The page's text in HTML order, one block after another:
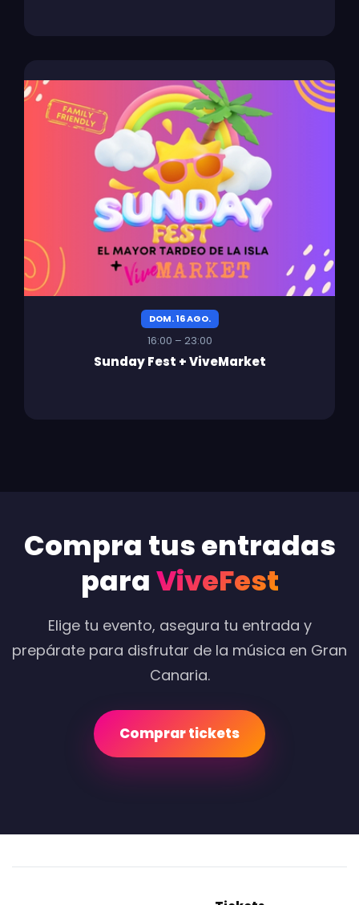
DOM. 16 AGO.
16:00 – 23:00
Sunday Fest + ViveMarket
Compra tus entradas
paraViveFest
Elige tu evento, asegura tu entrada y
prepárate para disfrutar de la música en Gran
Canaria.
Comprar tickets